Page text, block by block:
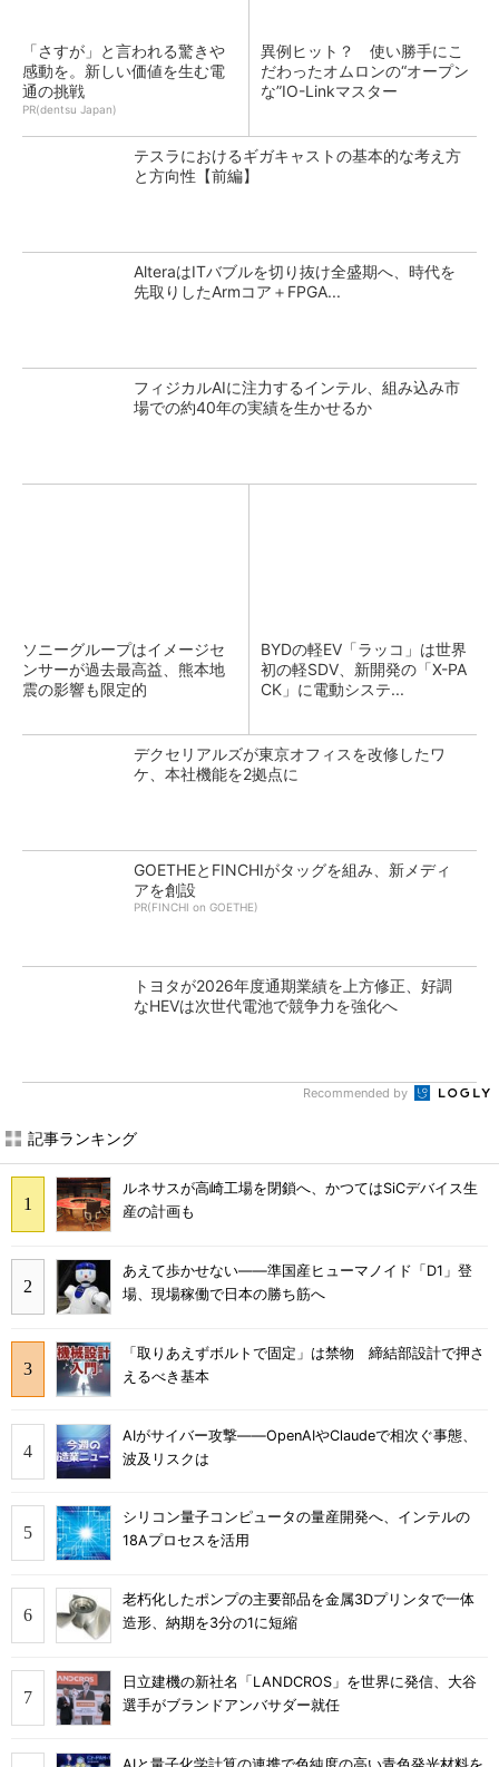
「さすが」と言われる驚きや
感動を。新しい価値を生む電
通の挑戦
PR(dentsu Japan)
異例ヒット？ 使い勝手にこ
だわったオムロンの“オープン
な”IO-Linkマスター
テスラにおけるギガキャストの基本的な考え方
と方向性【前編】
AlteraはITバブルを切り抜け全盛期へ、時代を
先取りしたArmコア＋FPGA...
フィジカルAIに注力するインテル、組み込み市
場での約40年の実績を生かせるか
ソニーグループはイメージセ
ンサーが過去最高益、熊本地
震の影響も限定的
BYDの軽EV「ラッコ」は世界
初の軽SDV、新開発の「X-PA
CK」に電動システ...
デクセリアルズが東京オフィスを改修したワ
ケ、本社機能を2拠点に
GOETHEとFINCHIがタッグを組み、新メディ
アを創設
PR(FINCHI on GOETHE)
トヨタが2026年度通期業績を上方修正、好調
なHEVは次世代電池で競争力を強化へ
Recommended by
記事ランキング
ルネサスが高崎工場を閉鎖へ、かつてはSiCデバイス生
産の計画も
あえて歩かせない――準国産ヒューマノイド「D1」登
場、現場稼働で日本の勝ち筋へ
「取りあえずボルトで固定」は禁物 締結部設計で押さ
えるべき基本
AIがサイバー攻撃――OpenAIやClaudeで相次ぐ事態、
波及リスクは
シリコン量子コンピュータの量産開発へ、インテルの
18Aプロセスを活用
老朽化したポンプの主要部品を金属3Dプリンタで一体
造形、納期を3分の1に短縮
日立建機の新社名「LANDCROS」を世界に発信、大谷
選手がブランドアンバサダー就任